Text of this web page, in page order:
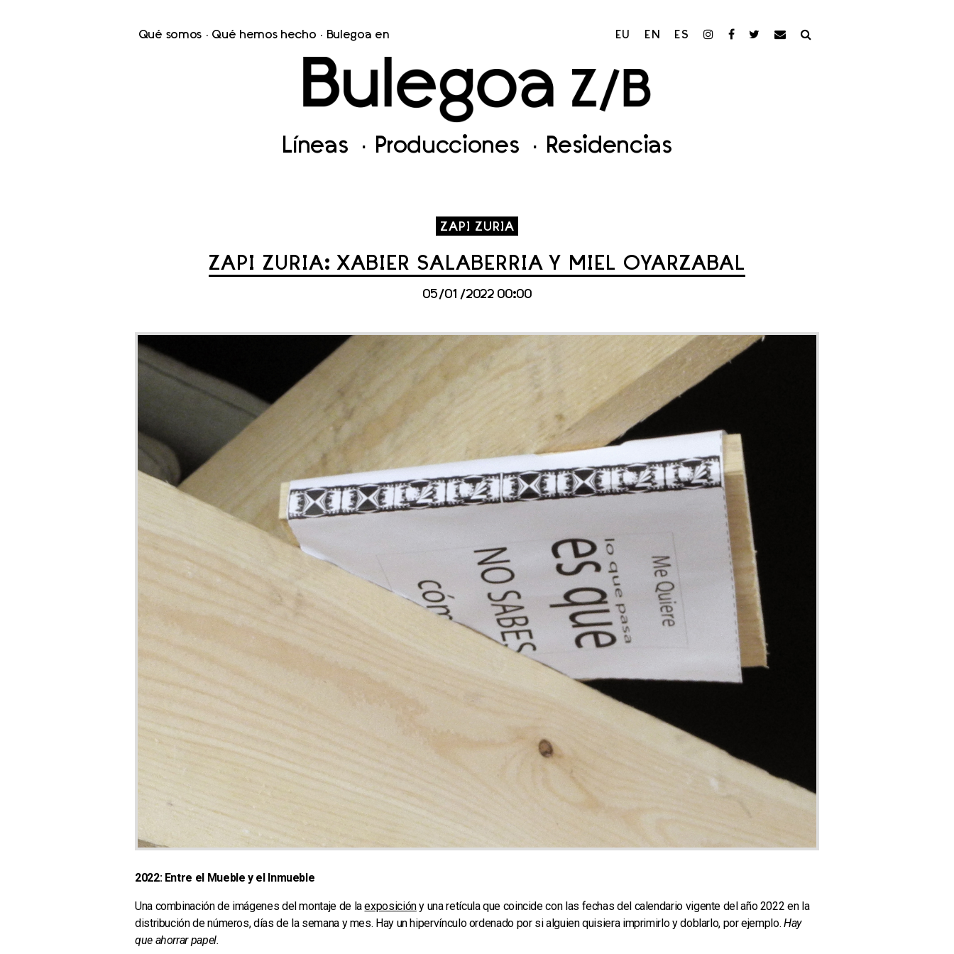
Qué somos Qué hemos hecho Bulegoa en EU EN ES
Líneas Producciones Residencias
ZAPI ZURIA
ZAPI ZURIA: XABIER SALABERRIA Y MIEL OYARZABAL
05/01/2022 00:00
2022: Entre el Mueble y el Inmueble
Una combinación de imágenes del montaje de laexposicióny una retícula que coincide con las fechas del calendario vigente del año 2022 en la
distribución de números, días de la semana y mes. Hay un hipervínculo ordenado por si alguien quisiera imprimirlo y doblarlo, por ejemplo. Hay
que ahorrar papel.